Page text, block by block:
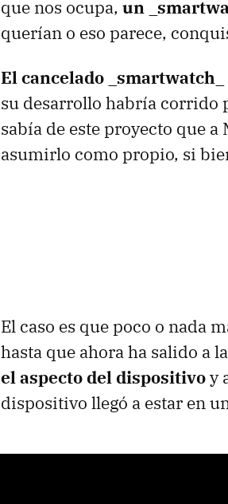
que nos ocupa, un
querían o eso parece,
El cancelado
su desarrollo habría corrido
sabía de este proyecto que
asumirlo como propio, si
El caso es que poco o nada
hasta que ahora ha salido a
el aspecto del dispositivoy
dispositivo llegó a estar en